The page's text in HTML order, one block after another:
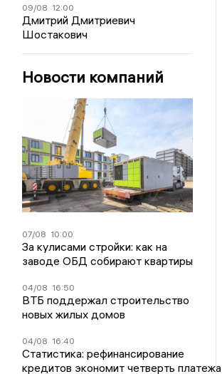
09/08 12:00
Дмитрий Дмитриевич
Шостакович
Новости компаний
07/08 10:00
За кулисами стройки: как на
заводе ОБД собирают квартиры
04/08 16:50
ВТБ поддержал строительство
новых жилых домов
04/08 16:40
Статистика: рефинансирование
кредитов экономит четверть платежа